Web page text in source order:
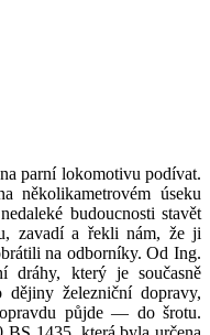
parní lokomotivu podívat.
několikametrovém úseku
budoucnosti stavět
zavadí a řekli nám, že ji
na odborníky. Od Ing.
dráhy, který je současně
dějiny železniční dopravy,
půjde — do šrotu.